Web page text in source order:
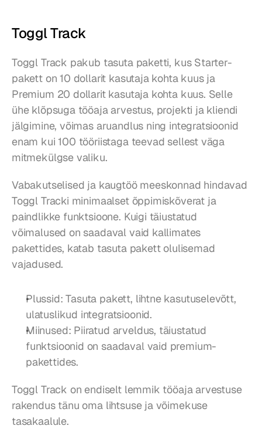
Toggl Track
Toggl Track pakub tasuta paketti, kus Starter-
pakett on 10 dollarit kasutaja kohta kuus ja
Premium 20 dollarit kasutaja kohta kuus. Selle
ühe klõpsuga tööaja arvestus, projekti ja kliendi
jälgimine, võimas aruandlus ning integratsioonid
enam kui 100 tööriistaga teevad sellest väga
mitmekülgse valiku.
Vabakutselised ja kaugtöö meeskonnad hindavad
Toggl Tracki minimaalset õppimiskõverat ja
paindlikke funktsioone. Kuigi täiustatud
võimalused on saadaval vaid kallimates
pakettides, katab tasuta pakett olulisemad
vajadused.
Plussid: Tasuta pakett, lihtne kasutuselevõtt,
ulatuslikud integratsioonid.
Miinused: Piiratud arveldus, täiustatud
funktsioonid on saadaval vaid premium-
pakettides.
Toggl Track on endiselt lemmik tööaja arvestuse
rakendus tänu oma lihtsuse ja võimekuse
tasakaalule.